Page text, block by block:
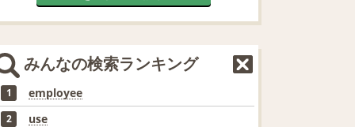
みんなの検索ランキング
1 employee
2 use